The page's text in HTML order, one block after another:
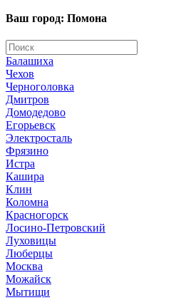
Ваш город: Помона
Балашиха
Чехов
Черноголовка
Дмитров
Домодедово
Егорьевск
Электросталь
Фрязино
Истра
Кашира
Клин
Коломна
Красногорск
Лосино-Петровский
Луховицы
Люберцы
Москва
Можайск
Мытищи